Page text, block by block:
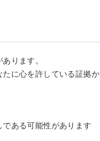
ります。
に心を許している証拠か
ある可能性があります